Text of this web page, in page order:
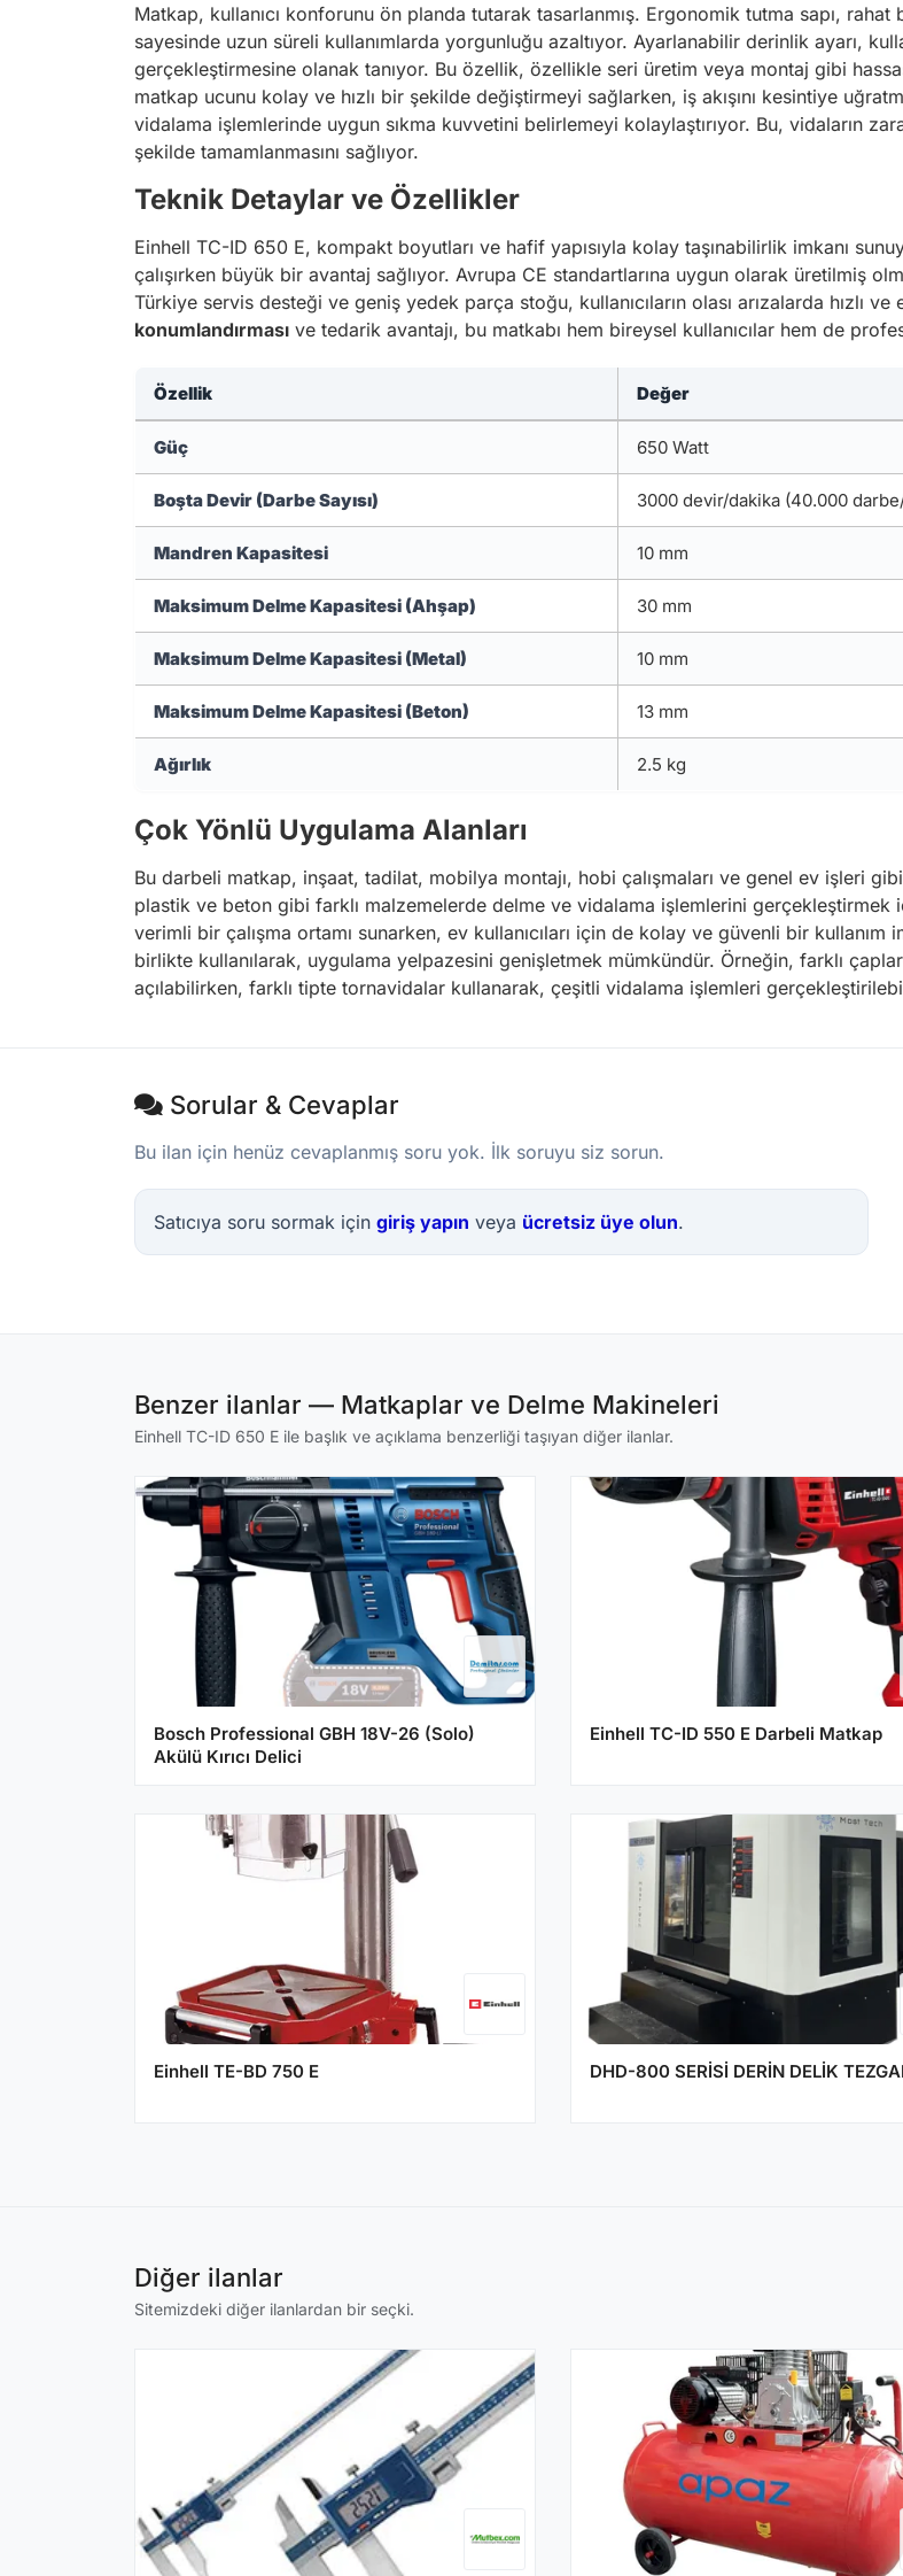
Matkap, kullanıcı konforunu ön planda tutarak tasarlanmış. Ergonomik tutma sapı,
sayesinde uzun süreli kullanımlarda yorgunluğu azaltıyor. Ayarlanabilir derinlik ayarı,
gerçekleştirmesine olanak tanıyor. Bu özellik, özellikle seri üretim veya montaj gibi
matkap ucunu kolay ve hızlı bir şekilde değiştirmeyi sağlarken, iş akışını kesintiye
vidalama işlemlerinde uygun sıkma kuvvetini belirlemeyi kolaylaştırıyor. Bu, vidaların
şekilde tamamlanmasını sağlıyor.
Teknik Detaylar ve Özellikler
Einhell TC-ID 650 E, kompakt boyutları ve hafif yapısıyla kolay taşınabilirlik imkanı
çalışırken büyük bir avantaj sağlıyor. Avrupa CE standartlarına uygun olarak üretilmiş
Türkiye servis desteği ve geniş yedek parça stoğu, kullanıcıların olası arızalarda hızlı
konumlandırması ve tedarik avantajı, bu matkabı hem bireysel kullanıcılar hem de
Özellik Değer
Güç 650 Watt
Boşta Devir (Darbe Sayısı) 3000 devir/dakika (40.000
Mandren Kapasitesi 10 mm
Maksimum Delme Kapasitesi (Ahşap) 30 mm
Maksimum Delme Kapasitesi (Metal) 10 mm
Maksimum Delme Kapasitesi (Beton) 13 mm
Ağırlık 2.5 kg
Çok Yönlü Uygulama Alanları
Bu darbeli matkap, inşaat, tadilat, mobilya montajı, hobi çalışmaları ve genel ev işleri
plastik ve beton gibi farklı malzemelerde delme ve vidalama işlemlerini gerçekleştirmek
verimli bir çalışma ortamı sunarken, ev kullanıcıları için de kolay ve güvenli bir kullanım
birlikte kullanılarak, uygulama yelpazesini genişletmek mümkündür. Örneğin, farklı
açılabilirken, farklı tipte tornavidalar kullanarak, çeşitli vidalama işlemleri
Sorular & Cevaplar
Bu ilan için henüz cevaplanmış soru yok. İlk soruyu siz sorun.
Satıcıya soru sormak için giriş yapın veya ücretsiz üye olun.
Benzer ilanlar — Matkaplar ve Delme Makineleri
Einhell TC-ID 650 E ile başlık ve açıklama benzerliği taşıyan diğer ilanlar.
Bosch Professional GBH 18V-26 (Solo)
Akülü Kırıcı Delici
Einhell TC-ID 550 E Darbeli Matkap
Einhell TE-BD 750 E DHD-800 SERİSİ DERİN DELİK
Diğer ilanlar
Sitemizdeki diğer ilanlardan bir seçki.